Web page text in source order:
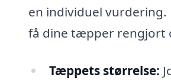
en individuel
få dine tæpper rengjort
Tæppets størrelse: